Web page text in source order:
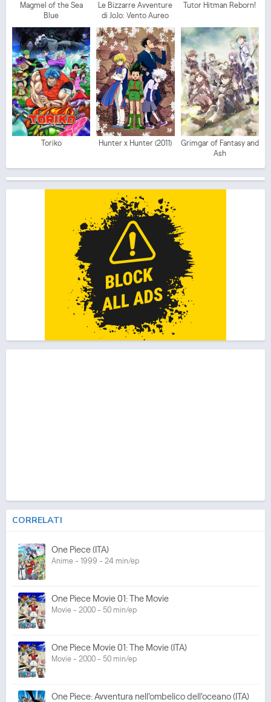
Magmel of the Sea
Blue
Le Bizzarre Avventure
di JoJo: Vento Aureo
Tutor Hitman Reborn!
Toriko Hunter x Hunter (2011)
Grimgar of Fantasy and
Ash
CORRELATI
One Piece (ITA)
Anime - 1999 - 24 min/ep
One Piece Movie 01: The Movie
Movie - 2000 - 50 min/ep
One Piece Movie 01: The Movie (ITA)
Movie - 2000 - 50 min/ep
One Piece: Avventura nell'ombelico dell'oceano (ITA)